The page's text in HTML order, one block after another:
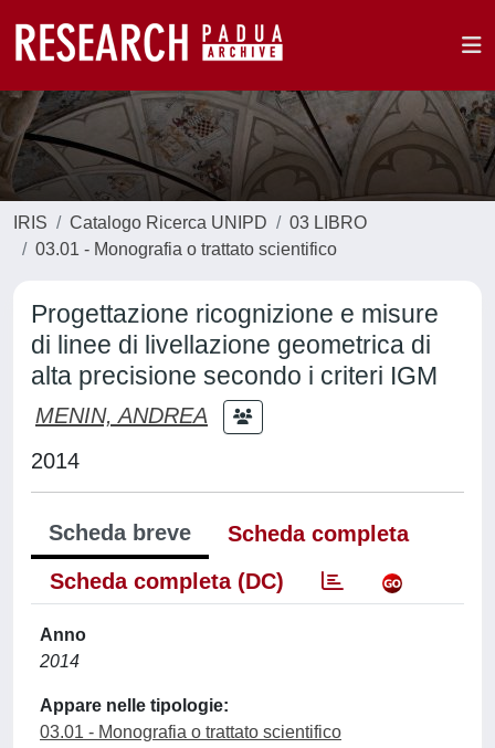
IRIS Catalogo Ricerca UNIPD
03 LIBRO
03.01 - Monografia o trattato scientifico
Progettazione ricognizione e misure
di linee di livellazione geometrica di
alta precisione secondo i criteri IGM
MENIN, ANDREA
2014
Scheda breve
Scheda completa
Scheda completa (DC)
Anno
2014
Appare nelle tipologie:
03.01 - Monografia o trattato scientifico